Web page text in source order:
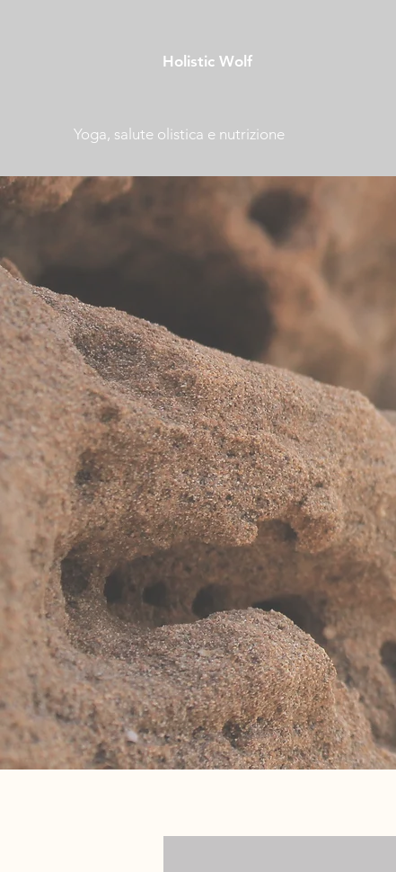
Holistic Wolf
Yoga, salute olistica e nutrizione